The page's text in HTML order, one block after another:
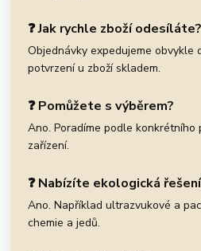
❓ Jak rychle zboží odesíláte?
Objednávky expedujeme obvykle
potvrzení u zboží skladem.
❓ Pomůžete s výběrem?
Ano. Poradíme podle
zařízení.
❓ Nabízíte ekologická
Ano. Například ultrazvukové a
chemie a jedů.